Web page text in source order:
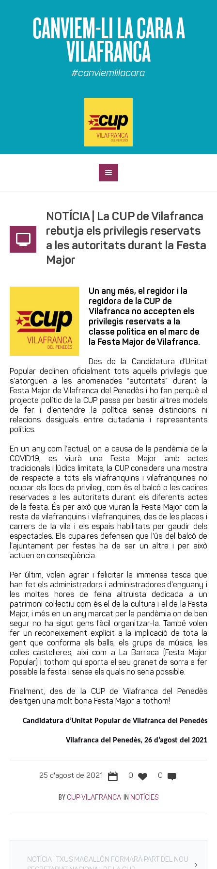
CANVIEM-LI LA CARA A
VILAFRANCA
#canviemlilacara
NOTÍCIA | La CUP de Vilafranca
rebutja els privilegis reservats
a les autoritats durant la Festa
Major
Un any més, el regidor i la
regidora de la CUP de
Vilafranca no accepten els
privilegis reservats a la
classe política en el marc de
la Festa Major de Vilafranca.
Des de la Candidatura d’Unitat
Popular declinen oficialment tots aquells privilegis que
s’atorguen a les anomenades “autoritats” durant la
Festa Major de Vilafranca del Penedès i ho fan perquè el
projecte polític de la CUP passa per bastir altres models
de fer i d’entendre la política sense distincions ni
relacions desiguals entre ciutadania i representants
polítics.
En un any com l’actual, on a causa de la pandèmia de la
COVID19, es viurà una Festa Major amb actes
tradicionals i lúdics limitats, la CUP considera una mostra
de respecte a tots els vilafranquins i vilafranquines no
ocupar els llocs de privilegi, com és el balcó o les cadires
reservades a les autoritats durant els diferents actes
de la festa. És per això que viuran la Festa Major com la
resta de vilafranquins i vilafranquines, des de les places i
carrers de la vila i els espais habilitats per gaudir dels
espectacles. Els cupaires defensen que l’ús del balcó de
l’ajuntament per festes ha de ser un altre i per això
actuen en conseqüència.
Per últim, volen agrair i felicitar la immensa tasca que
han fet els administradors i administradores d’enguany i
les moltes hores de feina altruista dedicada a un
patrimoni col·lectiu com és el de la cultura i el de la Festa
Major, i més en un any marcat per la pandèmia on de ben
segur no ha sigut gens fàcil organitzar-la. També volen
fer un reconeixement explícit a la implicació de tota la
gent que conforma els balls, els grups de músics, les
colles castelleres, així com a La Barraca (Festa Major
Popular) i tothom qui aporta el seu granet de sorra a fer
possible la festa i sense els quals no seria possible.
Finalment, des de la CUP de Vilafranca del Penedès
desitgen una molt bona Festa Major a tothom!
Candidatura d’Unitat Popular de Vilafranca del Penedès
Vilafranca del Penedès, 26 d’agost del 2021
25 d'agost de 2021 0 0
BY CUP VILAFRANCA IN NOTÍCIES
NOTÍCIA | TXUS MAGALLÓN FORMARÀ PART DEL NOU